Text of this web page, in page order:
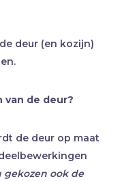
deur (en kozijn)
de deur?
de deur op maat
ook de